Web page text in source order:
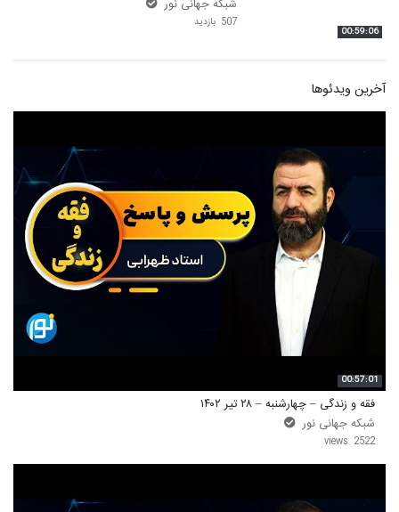
00:59:06
شبکه جهانی نور
507 بازدید
آخرین ویدئوها
00:57:01
فقه و زندگی – چهارشنبه – ۲۸ تیر ۱۴۰۲
شبکه جهانی نور
2522 views